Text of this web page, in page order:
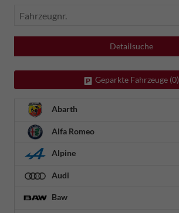
Fahrzeugnr.
Detailsuche
Geparkte Fahrzeuge (0)
Abarth
Alfa Romeo
Alpine
Audi
Baw